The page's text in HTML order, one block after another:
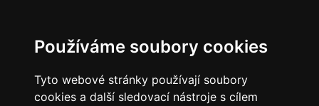
Používáme soubory cookies
Tyto webové stránky používají soubory
cookies a další sledovací nástroje s cílem